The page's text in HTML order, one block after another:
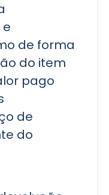
de forma
do item
pago
de
do